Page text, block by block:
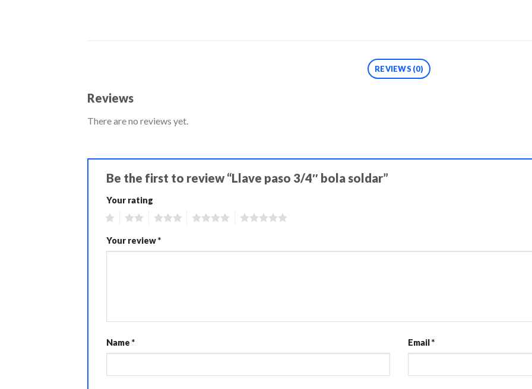
REVIEWS (0)
Reviews
There are no reviews yet.
Be the first to review “Llave paso 3/4″ bola soldar”
Your rating
Your review*
Name * Email*